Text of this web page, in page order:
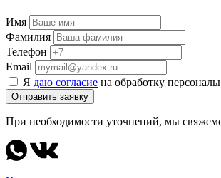
Имя
Фамилия
Телефон
Email
Я даю согласие на обработку
Отправить заявку
При необходимости уточнений, мы